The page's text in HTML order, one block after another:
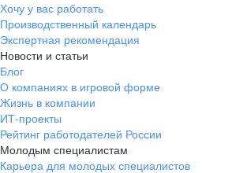
Хочу у вас работать
Производственный календарь
Экспертная рекомендация
Новости и статьи
Блог
О компаниях в игровой форме
Жизнь в компании
ИТ-проекты
Рейтинг работодателей России
Молодым специалистам
Карьера для молодых специалистов